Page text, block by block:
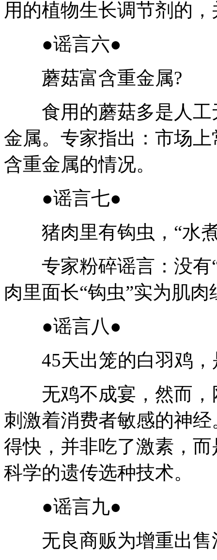
用的植物生长调节剂的，
●谣言六●
蘑菇富含重金属?
食用的蘑菇多是人工
金属。专家指出：市场
含重金属的情况。
●谣言七●
猪肉里有钩虫，“水煮
专家粉碎谣言：没有“
肉里面长“钩虫”实为肌肉
●谣言八●
45天出笼的白羽鸡，
无鸡不成宴，然而，
刺激着消费者敏感的神
得快，并非吃了激素，
科学的遗传选种技术。
●谣言九●
无良商贩为增重出售